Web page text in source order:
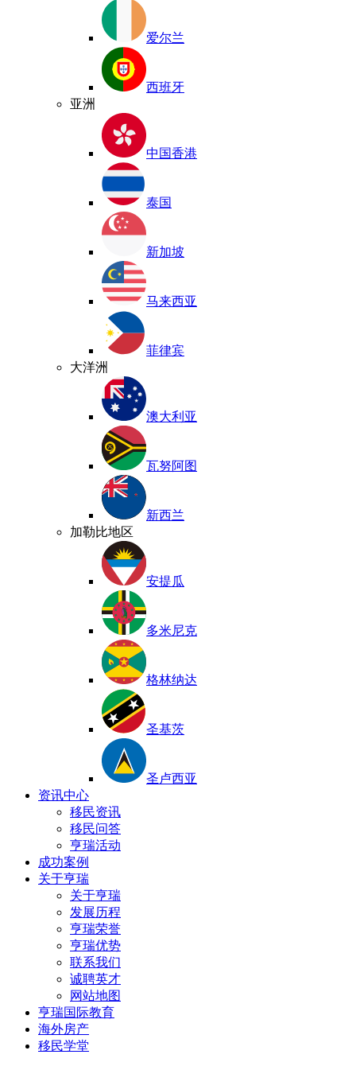
爱尔兰
西班牙
亚洲
中国香港
泰国
新加坡
马来西亚
菲律宾
大洋洲
澳大利亚
瓦努阿图
新西兰
加勒比地区
安提瓜
多米尼克
格林纳达
圣基茨
圣卢西亚
资讯中心
移民资讯
移民问答
亨瑞活动
成功案例
关于亨瑞
关于亨瑞
发展历程
亨瑞荣誉
亨瑞优势
联系我们
诚聘英才
网站地图
亨瑞国际教育
海外房产
移民学堂